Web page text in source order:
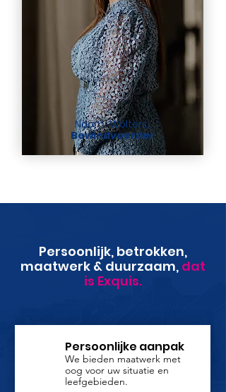
Naomi Wolters,
Bewindvoerder
Persoonlijk, betrokken,
maatwerk & duurzaam, dat
is Exquis.
Persoonlijke aanpak
We bieden maatwerk met
oog voor uw situatie en
leefgebieden.